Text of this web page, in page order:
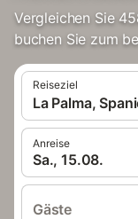
Vergleichen Sie
buchen Sie zum
Reiseziel
La Palma,
Anreise
Sa., 15.08.
Gäste